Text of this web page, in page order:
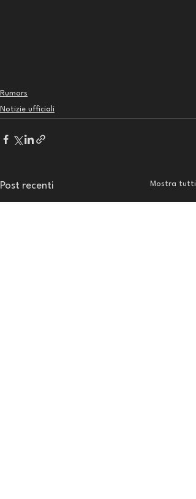
Rumors
Notizie ufficiali
Post recenti Mostra tutti